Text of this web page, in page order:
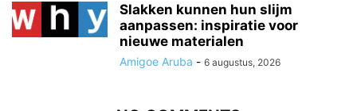
Slakken kunnen hun slijm
aanpassen: inspiratie voor
nieuwe materialen
Amigoe Aruba - 6 augustus, 2026